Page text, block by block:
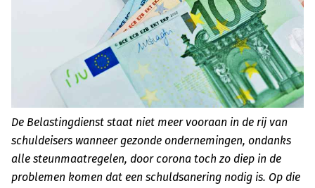
De Belastingdienst staat niet meer vooraan in de rij van
schuldeisers wanneer gezonde ondernemingen, ondanks
alle steunmaatregelen, door corona toch zo diep in de
problemen komen dat een schuldsanering nodig is. Op die